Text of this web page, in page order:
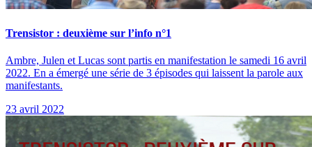
Trensistor : deuxième sur l’info n°1
Ambre, Julen et Lucas sont partis en manifestation le samedi 16 avril
2022. En a émergé une série de 3 épisodes qui laissent la parole aux
manifestants.
23 avril 2022